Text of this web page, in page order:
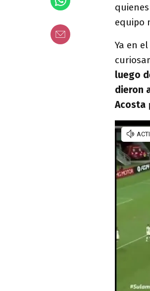
equipo
Ya en
luego
dieron
Acosta